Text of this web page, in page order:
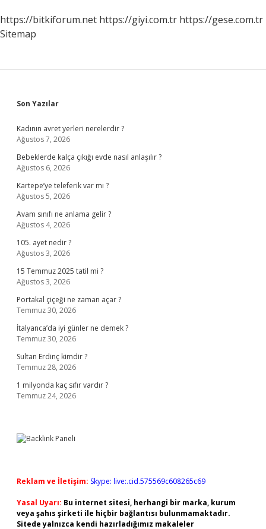
https://bitkiforum.net https://giyi.com.tr https://gese.com.tr
Sitemap
Sidebar
Son Yazılar
Kadının avret yerleri nerelerdir ?
Ağustos 7, 2026
Bebeklerde kalça çıkığı evde nasıl anlaşılır ?
Ağustos 6, 2026
Kartepe’ye teleferik var mı ?
Ağustos 5, 2026
Avam sınıfı ne anlama gelir ?
Ağustos 4, 2026
105. ayet nedir ?
Ağustos 3, 2026
15 Temmuz 2025 tatil mi ?
Ağustos 3, 2026
Portakal çiçeği ne zaman açar ?
Temmuz 30, 2026
İtalyanca’da iyi günler ne demek ?
Temmuz 30, 2026
Sultan Erdinç kimdir ?
Temmuz 28, 2026
1 milyonda kaç sıfır vardır ?
Temmuz 24, 2026
Reklam ve İletişim: Skype: live:.cid.575569c608265c69
Yasal Uyarı: Bu internet sitesi, herhangi bir marka, kurum
veya şahıs şirketi ile hiçbir bağlantısı bulunmamaktadır.
Sitede yalnızca kendi hazırladığımız makaleler